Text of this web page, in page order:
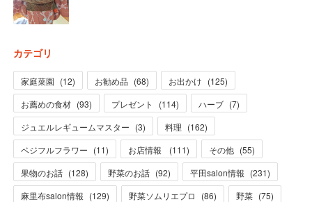
カテゴリ
家庭菜園 (12) お勧め品 (68) お出かけ (125)
お薦めの食材 (93) プレゼント (114) ハーブ (7)
ジュエルレギュームマスター (3) 料理 (162)
ベジフルフラワー (11) お店情報 (111) その他 (55)
果物のお話 (128) 野菜のお話 (92) 平田salon情報 (231)
麻里布salon情報 (129) 野菜ソムリエプロ (86) 野菜 (75)